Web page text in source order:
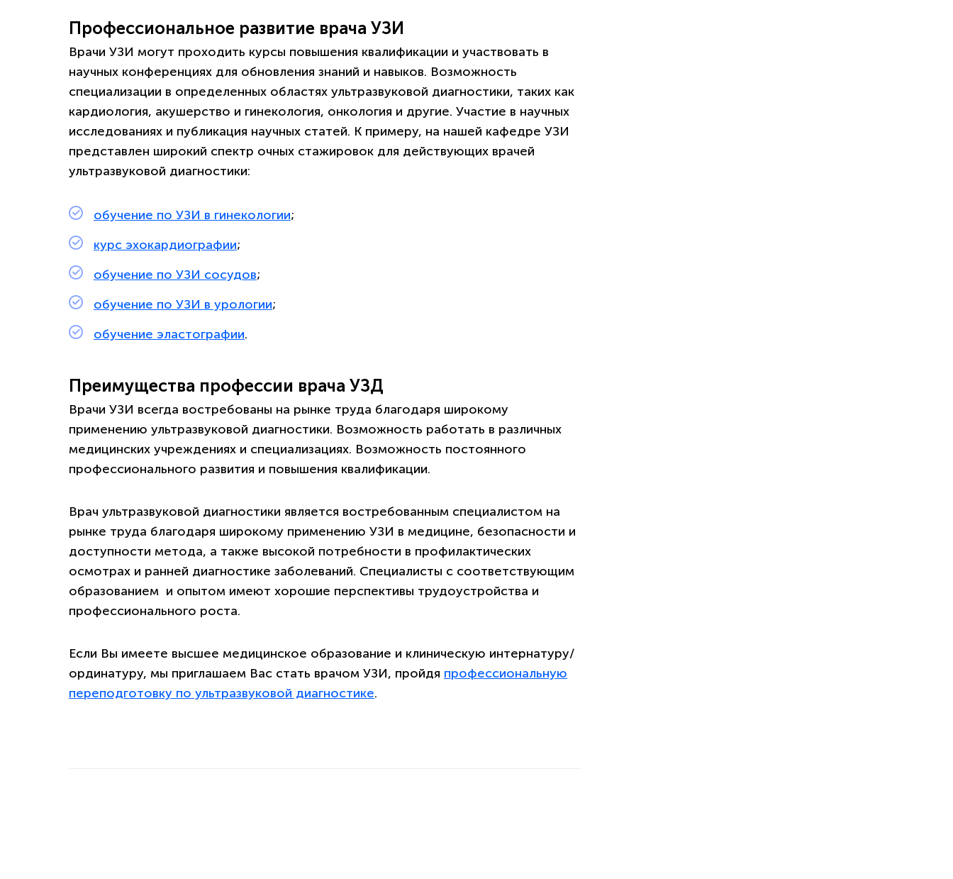
Профессиональное развитие врача УЗИ
Врачи УЗИ могут проходить курсы повышения квалификации и участвовать в
научных конференциях для обновления знаний и навыков. Возможность
специализации в определенных областях ультразвуковой диагностики, таких как
кардиология, акушерство и гинекология, онкология и другие. Участие в научных
исследованиях и публикация научных статей. К примеру, на нашей кафедре УЗИ
представлен широкий спектр очных стажировок для действующих врачей
ультразвуковой диагностики:
обучение по УЗИ в гинекологии;
курс эхокардиографии;
обучение по УЗИ сосудов;
обучение по УЗИ в урологии;
обучение эластографии.
Преимущества профессии врача УЗД
Врачи УЗИ всегда востребованы на рынке труда благодаря широкому
применению ультразвуковой диагностики. Возможность работать в различных
медицинских учреждениях и специализациях. Возможность постоянного
профессионального развития и повышения квалификации.
Врач ультразвуковой диагностики является востребованным специалистом на
рынке труда благодаря широкому применению УЗИ в медицине, безопасности и
доступности метода, а также высокой потребности в профилактических
осмотрах и ранней диагностике заболеваний. Специалисты с соответствующим
образованием и опытом имеют хорошие перспективы трудоустройства и
профессионального роста.
Если Вы имеете высшее медицинское образование и клиническую интернатуру/
ординатуру, мы приглашаем Вас стать врачом УЗИ, пройдя профессиональную
переподготовку по ультразвуковой диагностике.